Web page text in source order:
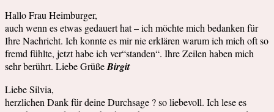
Hallo Frau Heimburger,
auch wenn es etwas gedauert hat – ich möchte mich bedanken für
Ihre Nachricht. Ich konnte es mir nie erklären warum ich mich oft so
fremd fühlte, jetzt habe ich ver“standen“. Ihre Zeilen haben mich
sehr berührt. Liebe GrüßeBirgit
Liebe Silvia,
herzlichen Dank für deine Durchsage ? so liebevoll. Ich lese es